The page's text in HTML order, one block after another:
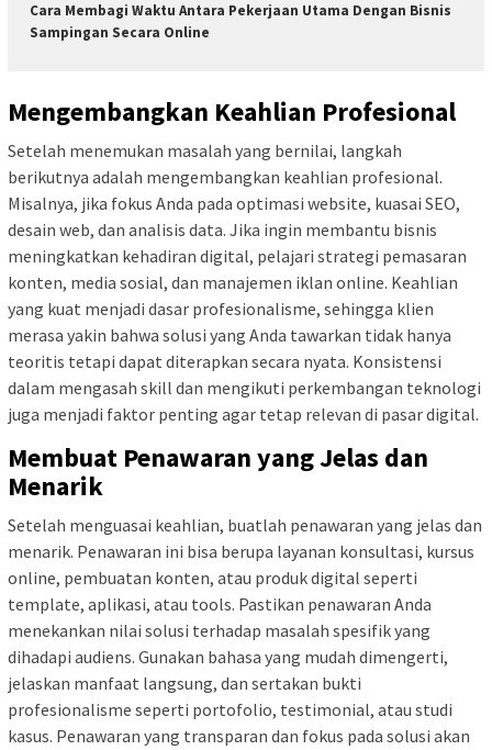
Cara Membagi Waktu Antara Pekerjaan Utama Dengan Bisnis
Sampingan Secara Online
Mengembangkan Keahlian Profesional
Setelah menemukan masalah yang bernilai, langkah
berikutnya adalah mengembangkan keahlian profesional.
Misalnya, jika fokus Anda pada optimasi website, kuasai SEO,
desain web, dan analisis data. Jika ingin membantu bisnis
meningkatkan kehadiran digital, pelajari strategi pemasaran
konten, media sosial, dan manajemen iklan online. Keahlian
yang kuat menjadi dasar profesionalisme, sehingga klien
merasa yakin bahwa solusi yang Anda tawarkan tidak hanya
teoritis tetapi dapat diterapkan secara nyata. Konsistensi
dalam mengasah skill dan mengikuti perkembangan teknologi
juga menjadi faktor penting agar tetap relevan di pasar digital.
Membuat Penawaran yang Jelas dan
Menarik
Setelah menguasai keahlian, buatlah penawaran yang jelas dan
menarik. Penawaran ini bisa berupa layanan konsultasi, kursus
online, pembuatan konten, atau produk digital seperti
template, aplikasi, atau tools. Pastikan penawaran Anda
menekankan nilai solusi terhadap masalah spesifik yang
dihadapi audiens. Gunakan bahasa yang mudah dimengerti,
jelaskan manfaat langsung, dan sertakan bukti
profesionalisme seperti portofolio, testimonial, atau studi
kasus. Penawaran yang transparan dan fokus pada solusi akan